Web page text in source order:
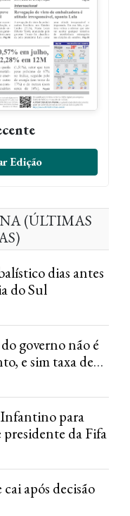
Edição
(ÚLTIMAS
dias antes
do Sul
governo não é
e sim taxa de
para
presidente da Fifa
após decisão